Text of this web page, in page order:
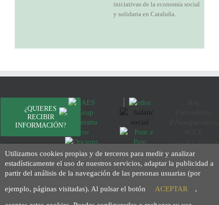
iniciativas de la economía social
y solidaria en Cataluña.
¿QUIERES
RECIBIR
INFORMACIÓN?
¿Quieres
trabajar con
nosotros?
Aviso legal
Política de
privacidad
Barcelona
93 423 46 02
info@arc.coop
Utilizamos cookies propias y de terceros para medir y analizar
estadísticamente el uso de nuestros servicios, adaptar la publicidad a
partir del análisis de la navegación de las personas usuarias (por
ejemplo, páginas visitadas). Al pulsar el botón
ACEPTAR ,